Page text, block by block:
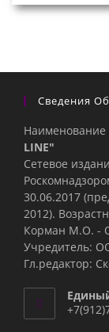
Сведения
Наименование
LINE"
Сетевое
30.06.2017
2012).
Корман М.О. -
Учредитель:
Гл.редактор: